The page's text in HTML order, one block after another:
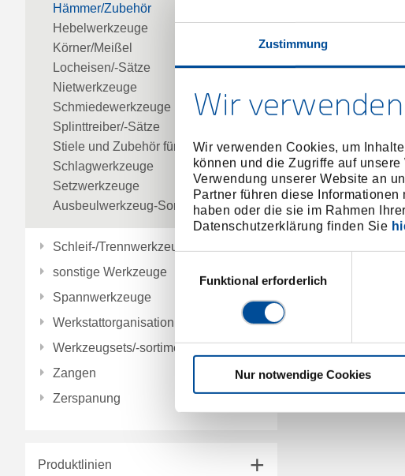
Zustimmung
Wir
Wir verwenden Cookies, um
können und die Zugriffe auf
Verwendung unserer Website an
Partner führen diese
haben oder die sie im Rahmen
Datenschutzerklärung finden Sie
Funktional erforderlich
Nur notwendige Cookies
Hämmer/Zubehör
Hebelwerkzeuge
Körner/Meißel
Locheisen/-Sätze
Nietwerkzeuge
Schmiedewerkzeuge
Splinttreiber/-Sätze
Stiele und Zubehör für
Schlagwerkzeuge
Setzwerkzeuge
Ausbeulwerkzeug-Sortimente
Schleif-/Trennwerkzeuge
sonstige Werkzeuge
Spannwerkzeuge
Werkstattorganisation
Werkzeugsets/-sortimente
Zangen
Zerspanung
Produktlinien